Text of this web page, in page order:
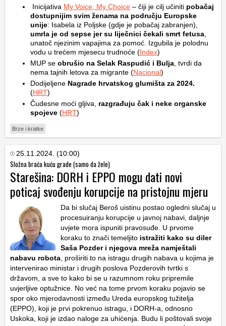
Inicijativa My Voice, My Choice – čiji je cilj učiniti pobačaj
dostupnijim svim ženama na području Europske
unije: Isabela iz Poljske (gdje je pobačaj zabranjen),
umrla je od sepse jer su liječnici čekali smrt fetusa
unatoč njezinim vapajima za pomoć. Izgubila je polodnu
vodu u trećem mjesecu trudnoće (Index)
MUP se obrušio na Selak Raspudić i Bulja , tvrdi da
nema tajnih letova za migrante (Nacional)
Dodijeljene Nagrade hrvatskog glumišta za 2024.
(HRT)
Čudesne moći gljiva, razgrađuju čak i neke organske
spojeve (HRT)
Brze i kratke
25.11.2024. (10:00)
Složna braća kuću grade (samo da žele)
Starešina: DORH i EPPO mogu dati novi
poticaj svođenju korupcije na pristojnu mjeru
Da bi slučaj Beroš uistinu postao ogledni slučaj u
procesuiranju korupcije u javnoj nabavi, daljnje
uvjete mora ispuniti pravosuđe. U prvome
koraku to znači temeljito istražiti kako su diler
Saša Pozder i njegova mreža namještali
nabavu robota , proširiti to na istragu drugih nabava u kojima je
intervenirao ministar i drugih poslova Pozderovih tvrtki s
državom, a sve to kako bi se u razumnom roku pripremile
uvjerljive optužnice. No već na tome prvom koraku pojavio se
spor oko mjerodavnosti između Ureda europskog tužitelja
(EPPO), koji je prvi pokrenuo istragu, i DORH-a, odnosno
Uskoka, koji je izdao naloge za uhićenja. Budu li poštovali svoje